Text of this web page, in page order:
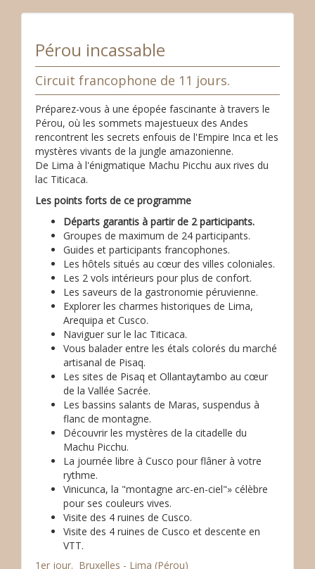
Pérou incassable
Circuit francophone de 11 jours.
Préparez-vous à une épopée fascinante à travers le
Pérou, où les sommets majestueux des Andes
rencontrent les secrets enfouis de l'Empire Inca et les
mystères vivants de la jungle amazonienne.
De Lima à l'énigmatique Machu Picchu aux rives du
lac Titicaca.
Les points forts de ce programme
Départs garantis à partir de 2 participants.
Groupes de maximum de 24 participants.
Guides et participants francophones.
Les hôtels situés au cœur des villes coloniales.
Les 2 vols intérieurs pour plus de confort.
Les saveurs de la gastronomie péruvienne.
Explorer les charmes historiques de Lima,
Arequipa et Cusco.
Naviguer sur le lac Titicaca.
Vous balader entre les étals colorés du marché
artisanal de Pisaq.
Les sites de Pisaq et Ollantaytambo au cœur
de la Vallée Sacrée.
Les bassins salants de Maras, suspendus à
flanc de montagne.
Découvrir les mystères de la citadelle du
Machu Picchu.
La journée libre à Cusco pour flâner à votre
rythme.
Vinicunca, la "montagne arc-en-ciel"» célèbre
pour ses couleurs vives.
Visite des 4 ruines de Cusco.
Visite des 4 ruines de Cusco et descente en
VTT.
1er jour. Bruxelles - Lima (Pérou)